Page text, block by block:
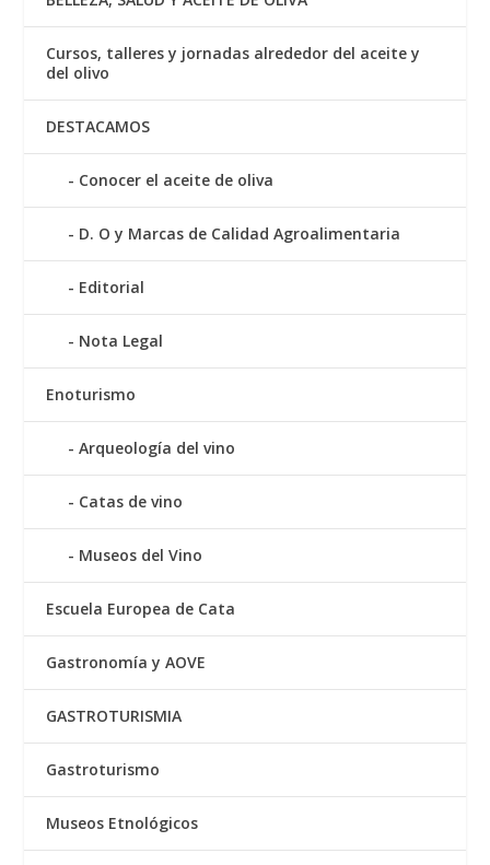
Cursos, talleres y jornadas alrededor del aceite y
del olivo
DESTACAMOS
Conocer el aceite de oliva
D. O y Marcas de Calidad Agroalimentaria
Editorial
Nota Legal
Enoturismo
Arqueología del vino
Catas de vino
Museos del Vino
Escuela Europea de Cata
Gastronomía y AOVE
GASTROTURISMIA
Gastroturismo
Museos Etnológicos